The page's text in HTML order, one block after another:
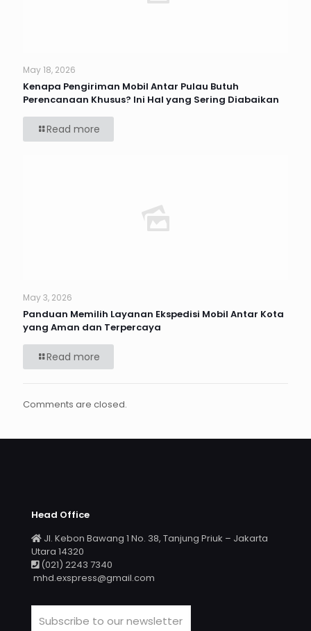
May 18, 2026
Kenapa Pengiriman Mobil Antar Pulau Butuh
Perencanaan Khusus? Ini Hal yang Sering Diabaikan
Read more
May 3, 2026
Panduan Memilih Layanan Ekspedisi Mobil Antar Kota
yang Aman dan Terpercaya
Read more
Comments are closed.
Head Office
Jl. Kebon Bawang 1 No. 38, Tanjung Priuk – Jakarta
Utara 14320
(021) 2243 7340
mhd.exspress@gmail.com